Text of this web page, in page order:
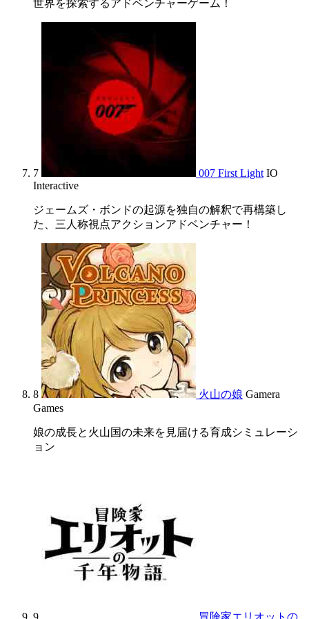
世界を探索するアドベンチャーゲーム！
7 007 First Light IO
Interactive
ジェームズ・ボンドの起源を独自の解釈で再構築し
た、三人称視点アクションアドベンチャー！
8 火山の娘 Gamera
Games
娘の成長と火山国の未来を見届ける育成シミュレーシ
ョン
9 冒険家エリオットの